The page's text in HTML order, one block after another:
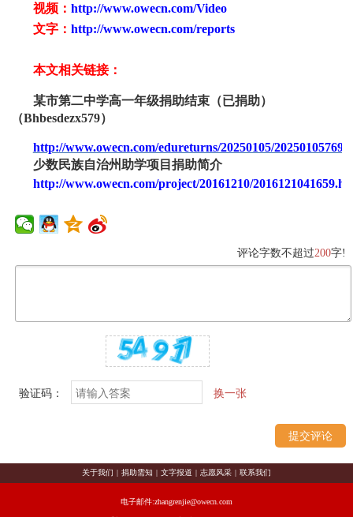
视频： http://www.owecn.com/Video
文字： http://www.owecn.com/reports
本文相关链接：
某市第二中学高一年级捐助结束（已捐助）
（Bhbesdezx579）
http://www.owecn.com/edureturns/20250105/
少数民族自治州助学项目捐助简介
http://www.owecn.com/project/20161210/
评论字数不超过200字!
验证码： 换一张
关于我们 | 捐助需知 | 文字报道 | 志愿风采 | 联系我们
电子邮件:zhangrenjie@owecn.com